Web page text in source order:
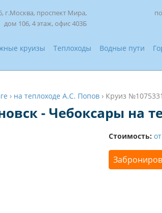
г.Москва, проспект Мира,
дом 106, 4 этаж, офис 403Б
круизы Теплоходы Водные пути
› на теплоходе А.С. Попов › Круиз №1075331
- Чебоксары на
Стоимость: от